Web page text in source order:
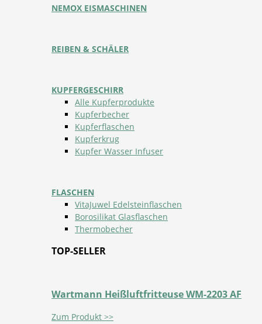
NEMOX EISMASCHINEN
REIBEN & SCHÄLER
KUPFERGESCHIRR
Alle Kupferprodukte
Kupferbecher
Kupferflaschen
Kupferkrug
Kupfer Wasser Infuser
FLASCHEN
VitaJuwel Edelsteinflaschen
Borosilikat Glasflaschen
Thermobecher
TOP-SELLER
Wartmann Heißluftfritteuse WM-2203 AF
Zum Produkt >>